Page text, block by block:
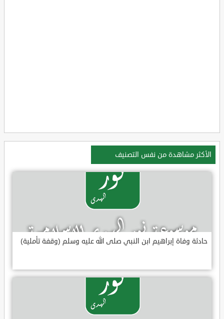
الأكثر مشاهدة من نفس التصنيف
حادثة وفاة إبراهيم ابن النبي صلى الله عليه وسلم (وقفة تأملية)